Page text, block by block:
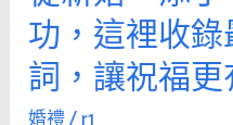
功，這裡收
詞，讓祝福
事，
值
得